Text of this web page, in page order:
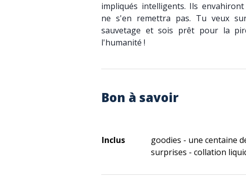
impliqués intelligents. Ils
ne s'en remettra pas. Tu veux
sauvetage et sois prêt pour la
l'humanité !
Bon à savoir
Inclus
goodies - une centaine
surprises - collation